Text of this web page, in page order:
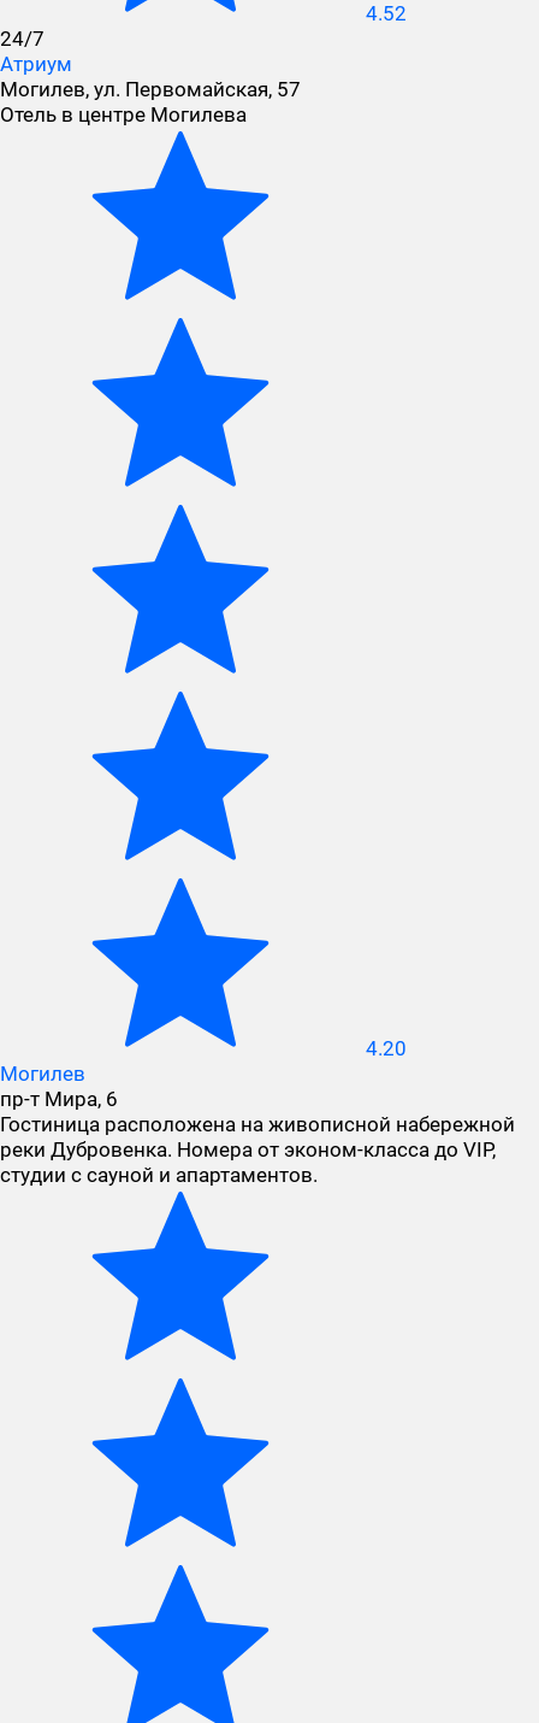
4.52
24/7
Атриум
Могилев, ул. Первомайская, 57
Отель в центре Могилева
4.20
Могилев
пр-т Мира, 6
Гостиница расположена на живописной набережной
реки Дубровенка. Номера от эконом-класса до VIP,
студии с сауной и апартаментов.